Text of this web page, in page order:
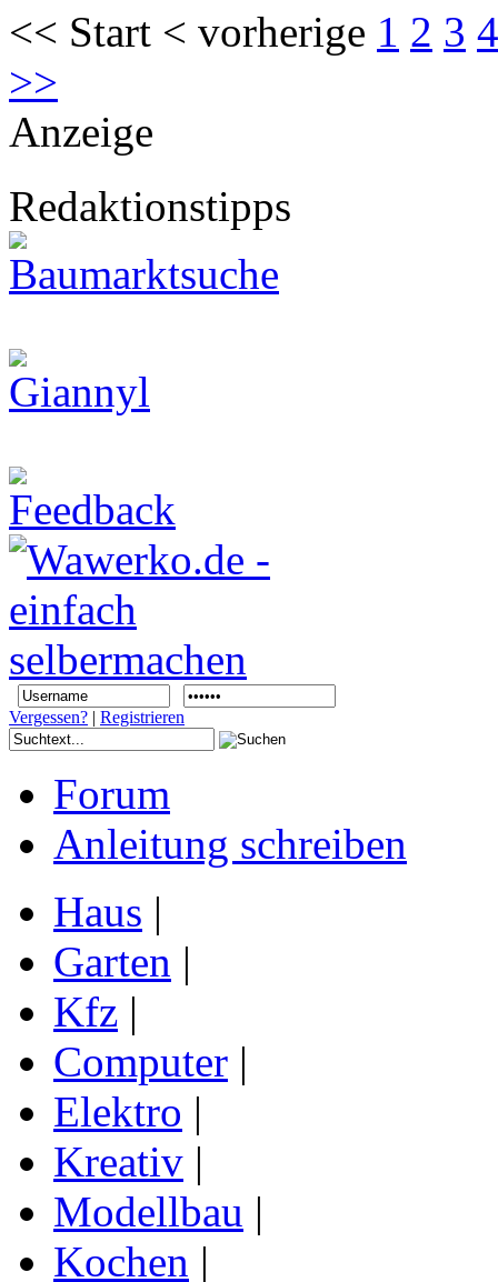
<< Start < vorherige 1 2 3 4
>>
Anzeige
Redaktionstipps
Vergessen? | Registrieren
Forum
Anleitung schreiben
Haus |
Garten |
Kfz |
Computer |
Elektro |
Kreativ |
Modellbau |
Kochen |